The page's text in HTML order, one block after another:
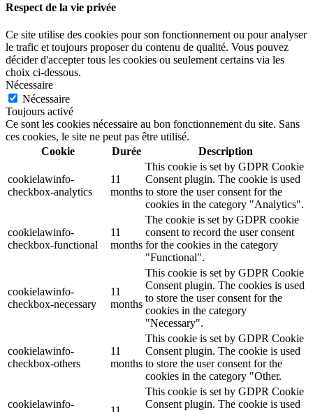
Respect de la vie privée
Ce site utilise des cookies pour son fonctionnement ou pour analyser
le trafic et toujours proposer du contenu de qualité. Vous pouvez
décider d'accepter tous les cookies ou seulement certains via les
choix ci-dessous.
Nécessaire
Nécessaire
Toujours activé
Ce sont les cookies nécessaire au bon fonctionnement du site. Sans
ces cookies, le site ne peut pas être utilisé.
Cookie
Durée Description
cookielawinfo-
checkbox-analytics
11
months
This cookie is set by GDPR Cookie
Consent plugin. The cookie is used
to store the user consent for the
cookies in the category "Analytics".
cookielawinfo-
checkbox-functional
11
months
The cookie is set by GDPR cookie
consent to record the user consent
for the cookies in the category
"Functional".
cookielawinfo-
checkbox-necessary
11
months
This cookie is set by GDPR Cookie
Consent plugin. The cookies is used
to store the user consent for the
cookies in the category
"Necessary".
cookielawinfo-
checkbox-others
11
months
This cookie is set by GDPR Cookie
Consent plugin. The cookie is used
to store the user consent for the
cookies in the category "Other.
cookielawinfo-
This cookie is set by GDPR Cookie
Consent plugin. The cookie is used